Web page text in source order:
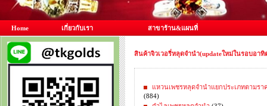
Home เกี่ยวกับเรา สาขาร้าน&แผนที่
สินค้าจิวเวอรี่หลุดจำนำ(updateใหม่ในรอบอาทิ
แหวนเพชรหลุดจำนำแยกประเภทตามรา
(884)